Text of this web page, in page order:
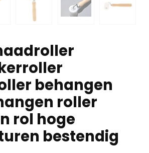
behangen
roller
rol hoge
bestendig